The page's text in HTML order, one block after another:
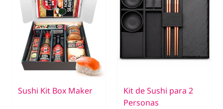
Sushi Kit Box Maker
Kit de Sushi para 2
Personas